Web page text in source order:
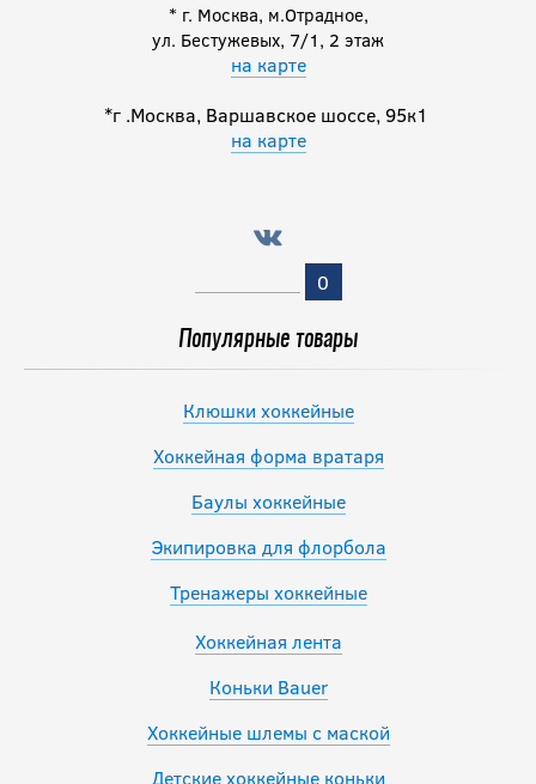
* г. Москва, м.Отрадное,
ул. Бестужевых, 7/1, 2 этаж
на карте
*г .Москва, Варшавское шоссе, 95к1
на карте
0
Популярные товары
Клюшки хоккейные
Хоккейная форма вратаря
Баулы хоккейные
Экипировка для флорбола
Тренажеры хоккейные
Хоккейная лента
Коньки Bauer
Хоккейные шлемы с маской
Детские хоккейные коньки